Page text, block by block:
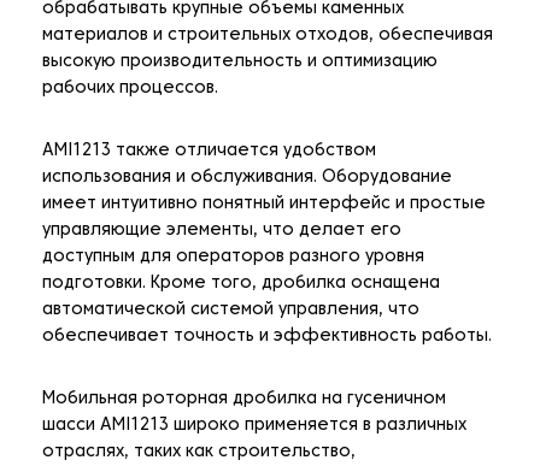
обрабатывать крупные объемы каменных
материалов и строительных отходов, обеспечивая
высокую производительность и оптимизацию
рабочих процессов.
AMI1213 также отличается удобством
использования и обслуживания. Оборудование
имеет интуитивно понятный интерфейс и простые
управляющие элементы, что делает его
доступным для операторов разного уровня
подготовки. Кроме того, дробилка оснащена
автоматической системой управления, что
обеспечивает точность и эффективность работы.
Мобильная роторная дробилка на гусеничном
шасси AMI1213 широко применяется в различных
отраслях, таких как строительство,